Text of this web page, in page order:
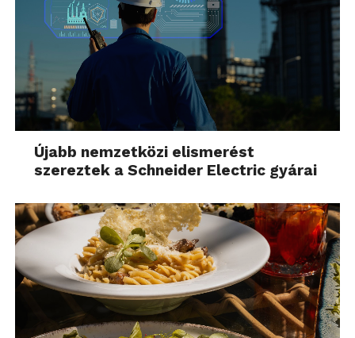
Újabb nemzetközi elismerést
szereztek a Schneider Electric gyárai